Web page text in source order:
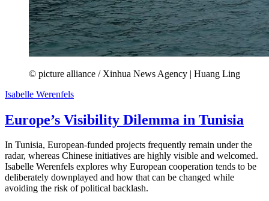
© picture alliance / Xinhua News Agency | Huang Ling
Isabelle Werenfels
Europe’s Visibility Dilemma in Tunisia
In Tunisia, European-funded projects frequently remain under the
radar, whereas Chinese initiatives are highly visible and welcomed.
Isabelle Werenfels explores why European cooperation tends to be
deliberately downplayed and how that can be changed while
avoiding the risk of political backlash.